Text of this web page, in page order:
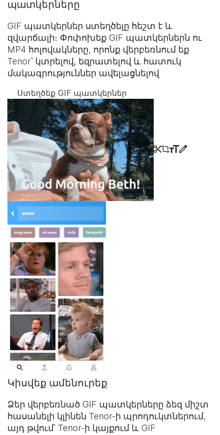
պատկերները
GIF պատկերներ ստեղծելը հեշտ է և
զվարճալի։ Փոփոխեք GIF պատկերներն ու
MP4 հոլովակները, որոնք վերբեռնում եք
Tenor՝ կտրելով, եզրատելով և հատուկ
մակագրություններ ավելացնելով
Ստեղծեք GIF պատկերներ
Կիսվեք ամենուրեք
Ձեր վերբեռնած GIF պատկերները ձեզ միշտ
հասանելի կլինեն Tenor-ի պրոդուկտներում,
այդ թվում՝ Tenor-ի կայքում և GIF